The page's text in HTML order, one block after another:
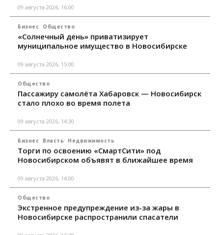
09 августа 2026, 16:00
Бизнес Общество
«Солнечный день» приватизирует
муниципальное имущество в Новосибирске
09 августа 2026, 15:00
Общество
Пассажиру самолёта Хабаровск — Новосибирск
стало плохо во время полета
09 августа 2026, 14:30
Бизнес Власть Недвижимость
Торги по освоению «СмартСити» под
Новосибирском объявят в ближайшее время
09 августа 2026, 14:00
Общество
Экстренное предупреждение из-за жары в
Новосибирске распространили спасатели